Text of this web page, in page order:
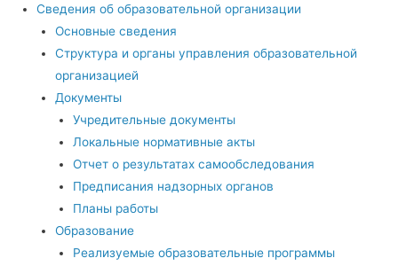
Сведения об образовательной организации
Основные сведения
Структура и органы управления образовательной
организацией
Документы
Учредительные документы
Локальные нормативные акты
Отчет о результатах самообследования
Предписания надзорных органов
Планы работы
Образование
Реализуемые образовательные программы